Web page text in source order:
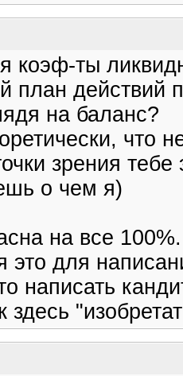
коэф-ты
план
на баланс?
что
зрения
о чем я)
на все
это для
написать
здесь